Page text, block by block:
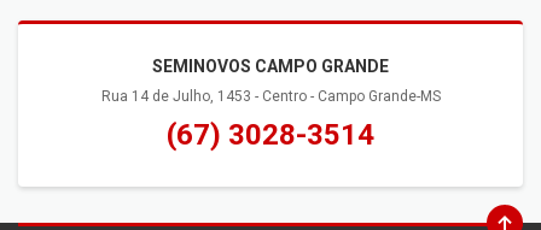
SEMINOVOS CAMPO GRANDE
Rua 14 de Julho, 1453 - Centro - Campo Grande-MS
(67) 3028-3514